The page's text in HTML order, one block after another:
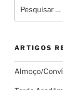
por:
ARTIGOS
Almoço/